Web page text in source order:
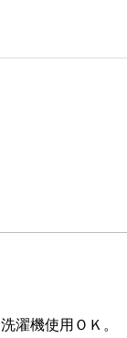
濯機使用ＯＫ。